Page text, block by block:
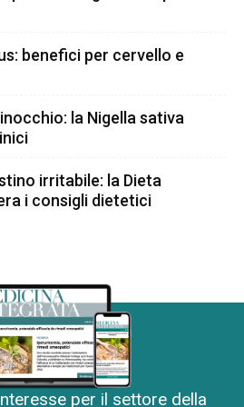
benefici per cervello e
la Nigella sativa
irritabile: la Dieta
i consigli dietetici
per il settore della